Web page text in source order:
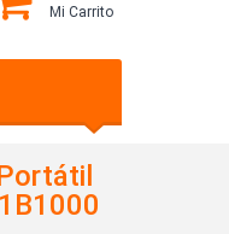
Mi Carrito